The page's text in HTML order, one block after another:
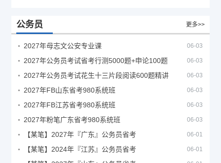
公务员 更多>>
2027年母志文公安专业课 06-03
2027年公务员考试省考行测5000题+申论100题 06-03
2027年公务员考试花生十三片段阅读600题精讲 06-03
2027年FB山东省考980系统班 06-03
2027年FB江苏省考980系统班 06-03
2027年粉笔广东省考980系统班 06-03
【某笔】2027年『广东』公务员省考 06-01
【某笔】2024年『江苏』公务员省考 06-01